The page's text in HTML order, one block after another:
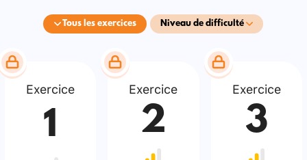
Tous les exercices Niveau de difficulté
Exercice
1
Exercice
2
Exercice
3